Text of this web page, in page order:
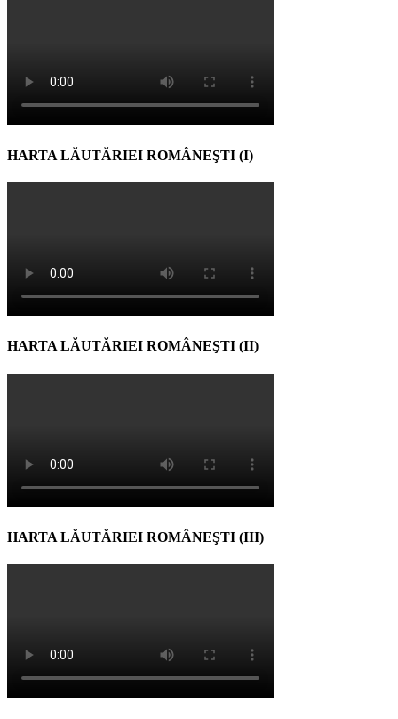
HARTA LĂUTĂRIEI ROMÂNEŞTI (I)
HARTA LĂUTĂRIEI ROMÂNEŞTI (II)
HARTA LĂUTĂRIEI ROMÂNEŞTI (III)